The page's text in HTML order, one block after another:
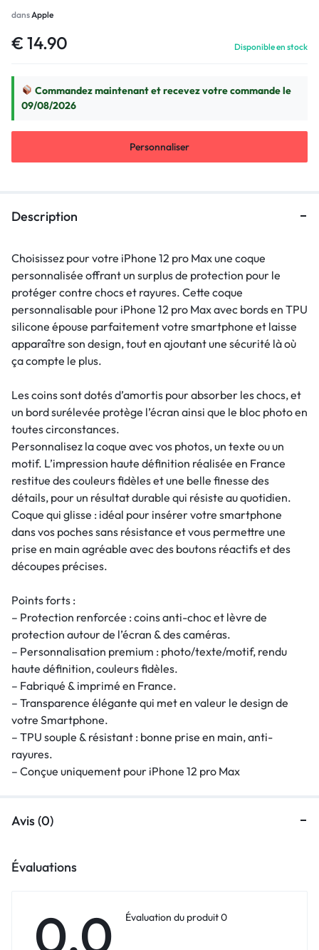
dansApple
€ 14.90 Disponible en stock
Commandez maintenant et recevez votre commande le
09/08/2026
Personnaliser
Description
Choisissez pour votre iPhone 12 pro Max une coque
personnalisée offrant un surplus de protection pour le
protéger contre chocs et rayures. Cette coque
personnalisable pour iPhone 12 pro Max avec bords en TPU
silicone épouse parfaitement votre smartphone et laisse
apparaître son design, tout en ajoutant une sécurité là où
ça compte le plus.
Les coins sont dotés d’amortis pour absorber les chocs, et
un bord surélevée protège l’écran ainsi que le bloc photo en
toutes circonstances.
Personnalisez la coque avec vos photos, un texte ou un
motif. L’impression haute définition réalisée en France
restitue des couleurs fidèles et une belle finesse des
détails, pour un résultat durable qui résiste au quotidien.
Coque qui glisse : idéal pour insérer votre smartphone
dans vos poches sans résistance et vous permettre une
prise en main agréable avec des boutons réactifs et des
découpes précises.
Points forts :
– Protection renforcée : coins anti-choc et lèvre de
protection autour de l’écran & des caméras.
– Personnalisation premium : photo/texte/motif, rendu
haute définition, couleurs fidèles.
– Fabriqué & imprimé en France.
– Transparence élégante qui met en valeur le design de
votre Smartphone.
– TPU souple & résistant : bonne prise en main, anti-
rayures.
– Conçue uniquement pour iPhone 12 pro Max
Avis (0)
Évaluations
0.0 Évaluation du produit 0